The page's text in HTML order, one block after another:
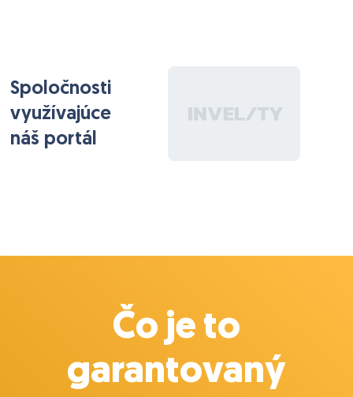
Spoločnosti
využívajúce
náš portál
Čo je to
garantovaný